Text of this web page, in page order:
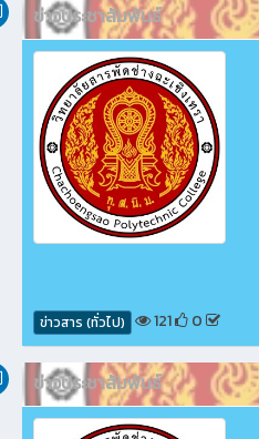
ข่าวประชาสัมพันธ์
ข่าวสาร (ทั่วไป) 121 0
ข่าวประชาสัมพันธ์